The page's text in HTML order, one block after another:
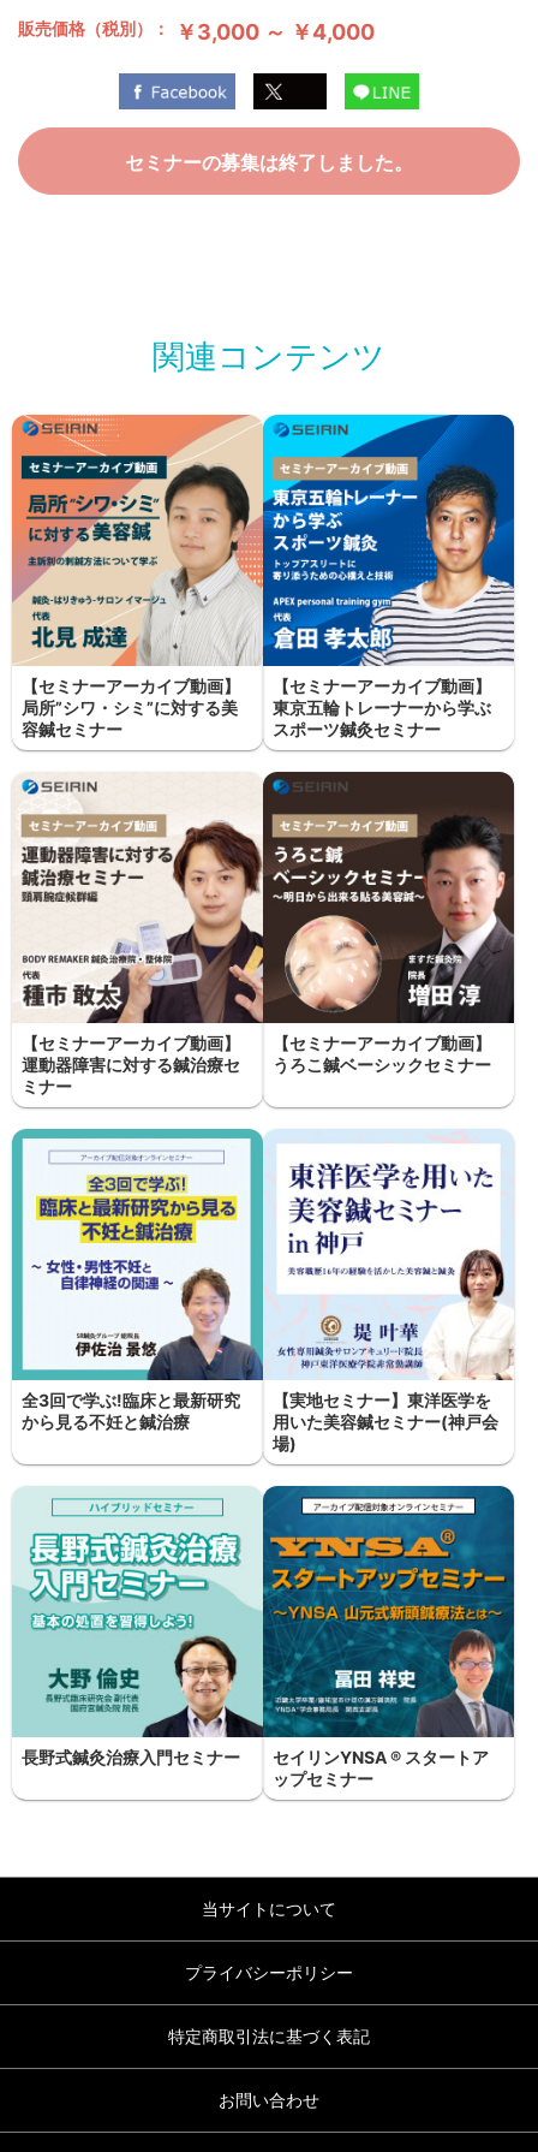
販売価格（税別）： ￥3,000 ～ ￥4,000
セミナーの募集は終了しました。
【セミナーアーカイブ動画】
局所”シワ・シミ”に対する美
容鍼セミナー
【セミナーアーカイブ動画】
東京五輪トレーナーから学ぶ
スポーツ鍼灸セミナー
【セミナーアーカイブ動画】
運動器障害に対する鍼治療セ
ミナー
【セミナーアーカイブ動画】
うろこ鍼ベーシックセミナー
全3回で学ぶ!臨床と最新研究
から見る不妊と鍼治療
【実地セミナー】東洋医学を
用いた美容鍼セミナー(神戸会
場)
長野式鍼灸治療入門セミナー
セイリンYNSA ® スタートア
ップセミナー
当サイトについて
プライバシーポリシー
特定商取引法に基づく表記
お問い合わせ